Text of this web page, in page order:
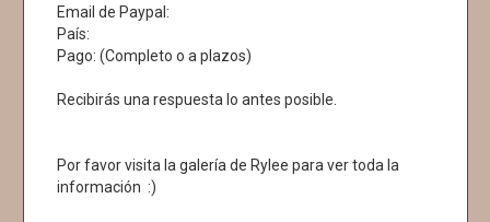
Email de Paypal:
País:
Pago: (Completo o a plazos)
Recibirás una respuesta lo antes posible.
Por favor visita la galería de Rylee para ver toda la
información :)